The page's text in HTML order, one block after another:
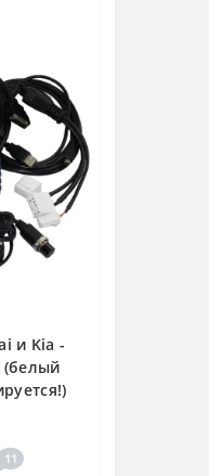
и Kia -
(белый
11